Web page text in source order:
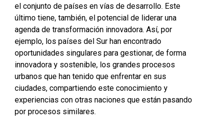
el conjunto de países en vías de desarrollo. Este
último tiene, también, el potencial de liderar una
agenda de transformación innovadora. Así, por
ejemplo, los países del Sur han encontrado
oportunidades singulares para gestionar, de forma
innovadora y sostenible, los grandes procesos
urbanos que han tenido que enfrentar en sus
ciudades, compartiendo este conocimiento y
experiencias con otras naciones que están pasando
por procesos similares.